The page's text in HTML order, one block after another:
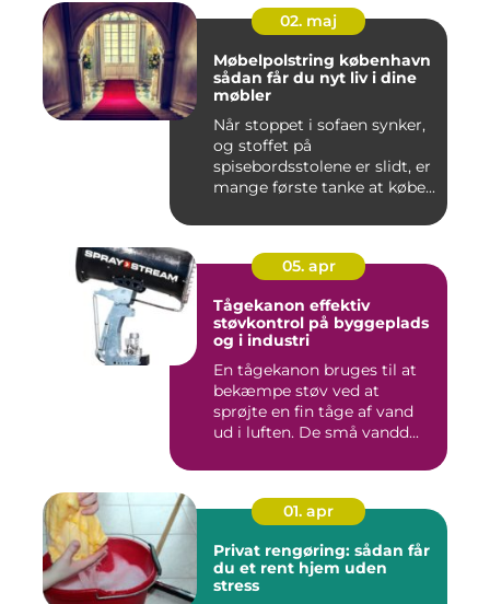
02. maj
Møbelpolstring københavn
sådan får du nyt liv i dine
møbler
Når stoppet i sofaen synker,
og stoffet på
spisebordsstolene er slidt, er
mange første tanke at købe...
05. apr
Tågekanon effektiv
støvkontrol på byggeplads
og i industri
En tågekanon bruges til at
bekæmpe støv ved at
sprøjte en fin tåge af vand
ud i luften. De små vandd...
01. apr
Privat rengøring: sådan får
du et rent hjem uden
stress